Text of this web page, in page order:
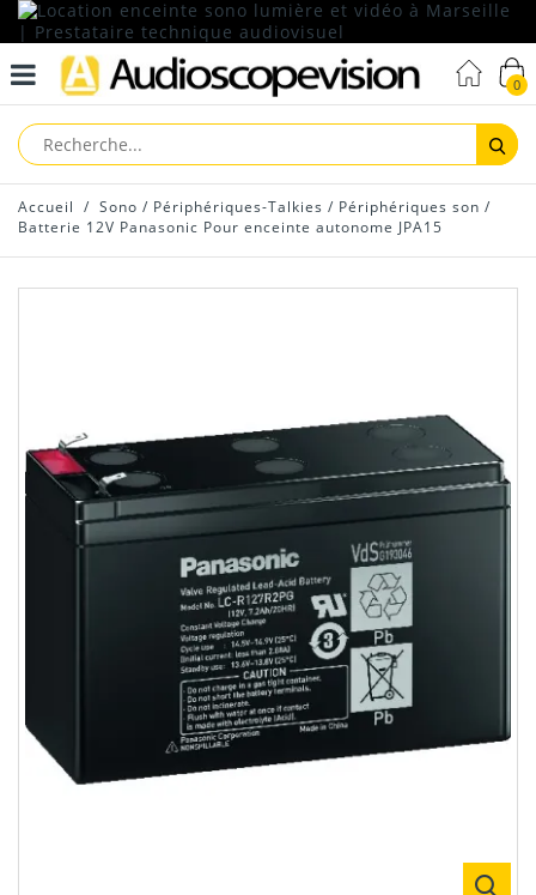
0
Accueil / Sono / Périphériques-Talkies / Périphériques son /
Batterie 12V Panasonic Pour enceinte autonome JPA15